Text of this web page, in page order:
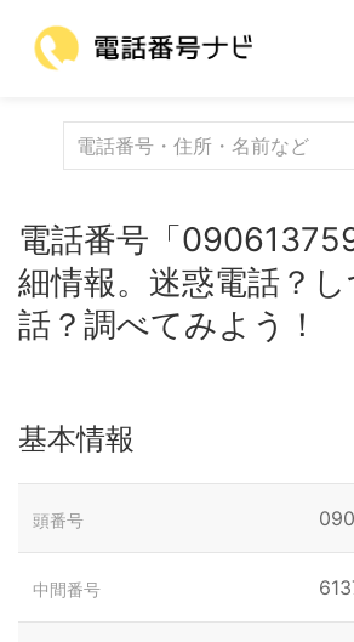
電話番号「
細情報。迷惑電話？
話？調べてみよう！
基本情報
頭番号 090
中間番号